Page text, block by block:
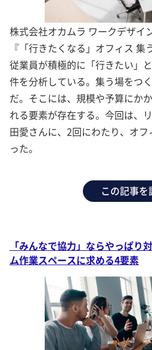
株式会社オカムラ ワークデザイ
『「行きたくなる」オフィス 集
従業員が積極的に「行きたい」
件を分析している。集う場をつ
だ。そこには、規模や予算にか
れる要素が存在する。今回は、
田愛さんに、2回にわたり、オ
った。
この記事を
「みんなで協力」ならやっぱ
ム作業スペースに求める4要素